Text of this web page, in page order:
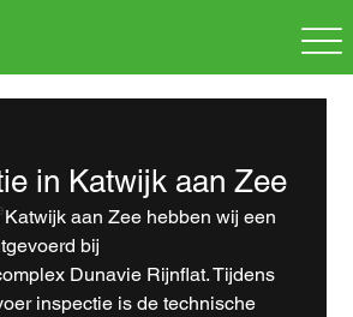
in Katwijk aan Zee
aan Zee hebben wij een
bij
Dunavie Rijnflat. Tijdens
inspectie is de technische